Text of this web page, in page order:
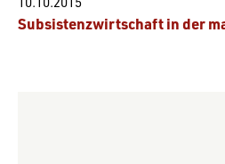
Subsistenzwirtschaft in der